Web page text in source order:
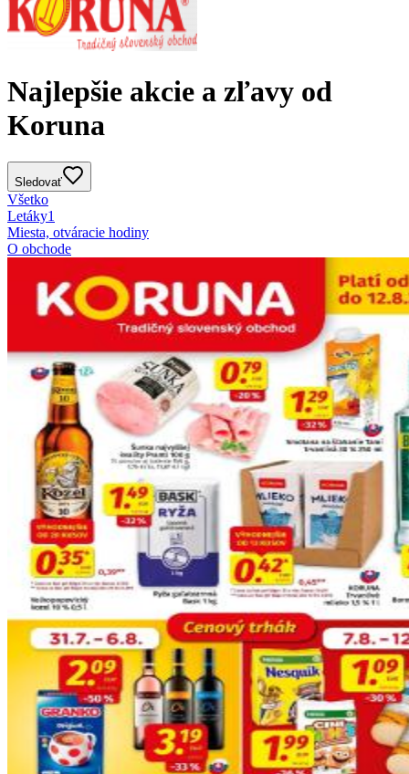
Najlepšie akcie a zľavy od
Koruna
Sledovať
Všetko
Letáky1
Miesta, otváracie hodiny
O obchode